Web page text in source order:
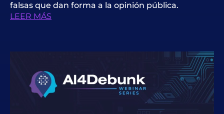
falsas que dan forma a la opinión pública.
LEER MÁS